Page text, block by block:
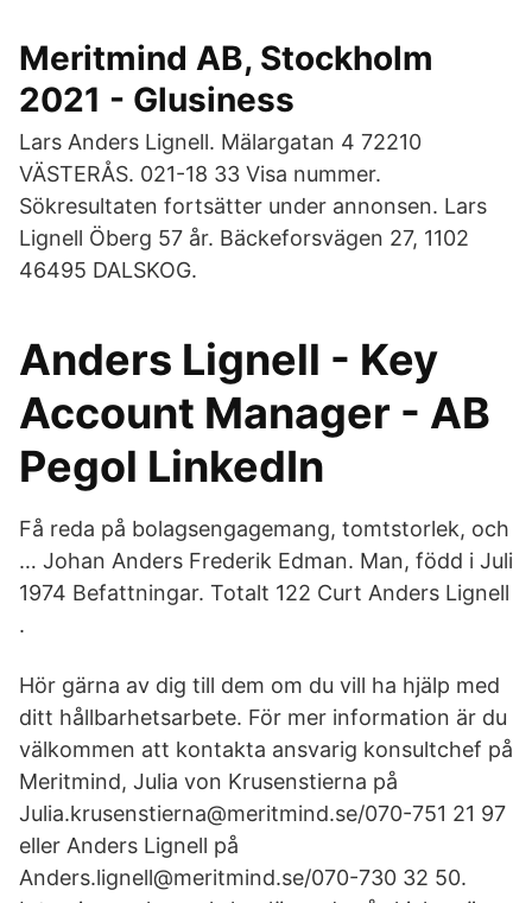
Meritmind AB, Stockholm
2021 - Glusiness
Lars Anders Lignell. Mälargatan 4 72210
VÄSTERÅS. 021-18 33 Visa nummer.
Sökresultaten fortsätter under annonsen. Lars
Lignell Öberg 57 år. Bäckeforsvägen 27, 1102
46495 DALSKOG.
Anders Lignell - Key
Account Manager - AB
Pegol LinkedIn
Få reda på bolagsengagemang, tomtstorlek, och
… Johan Anders Frederik Edman. Man, född i Juli
1974 Befattningar. Totalt 122 Curt Anders Lignell
.
Hör gärna av dig till dem om du vill ha hjälp med
ditt hållbarhetsarbete. För mer information är du
välkommen att kontakta ansvarig konsultchef på
Meritmind, Julia von Krusenstierna på
Julia.krusenstierna@meritmind.se/070-751 21 97
eller Anders Lignell på
Anders.lignell@meritmind.se/070-730 32 50.